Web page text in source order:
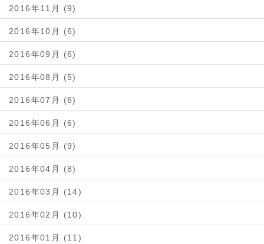
2016年11月 (9)
2016年10月 (6)
2016年09月 (6)
2016年08月 (5)
2016年07月 (6)
2016年06月 (6)
2016年05月 (9)
2016年04月 (8)
2016年03月 (14)
2016年02月 (10)
2016年01月 (11)